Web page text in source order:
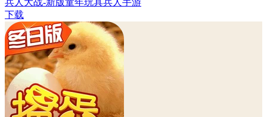
兵人大战-新版童年玩具兵人手游
下载